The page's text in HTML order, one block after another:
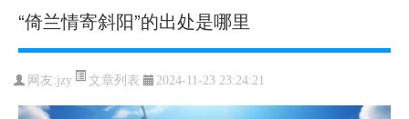
“倚兰情寄斜阳”的出处是哪里
网友:jzy 文章列表 2024-11-23 23:24:21